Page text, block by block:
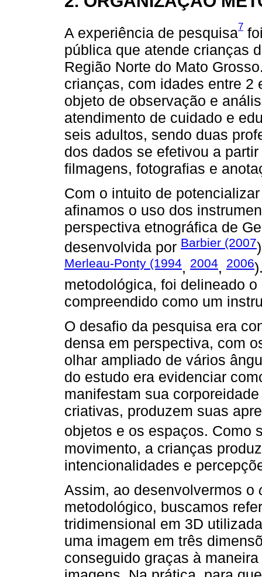
A experiência de pesquisa7
pública que atende crianças
Região Norte do Mato
crianças, com idades entre 2
objeto de observação e
atendimento de cuidado e
seis adultos, sendo duas
dos dados se efetivou a
filmagens, fotografias e
Com o intuito de
afinamos o uso dos
perspectiva etnográfica de
desenvolvida por Barbier (2007
Merleau-Ponty (1994, 2004, 2006
metodológica, foi delineado
compreendido como um
O desafio da pesquisa era
densa em perspectiva, com
olhar ampliado de vários
do estudo era evidenciar
manifestam sua
criativas, produzem suas
objetos e os espaços. Como
movimento, a crianças
intencionalidades e
Assim, ao desenvolvermos o
metodológico, buscamos
tridimensional em 3D
uma imagem em três
conseguido graças à